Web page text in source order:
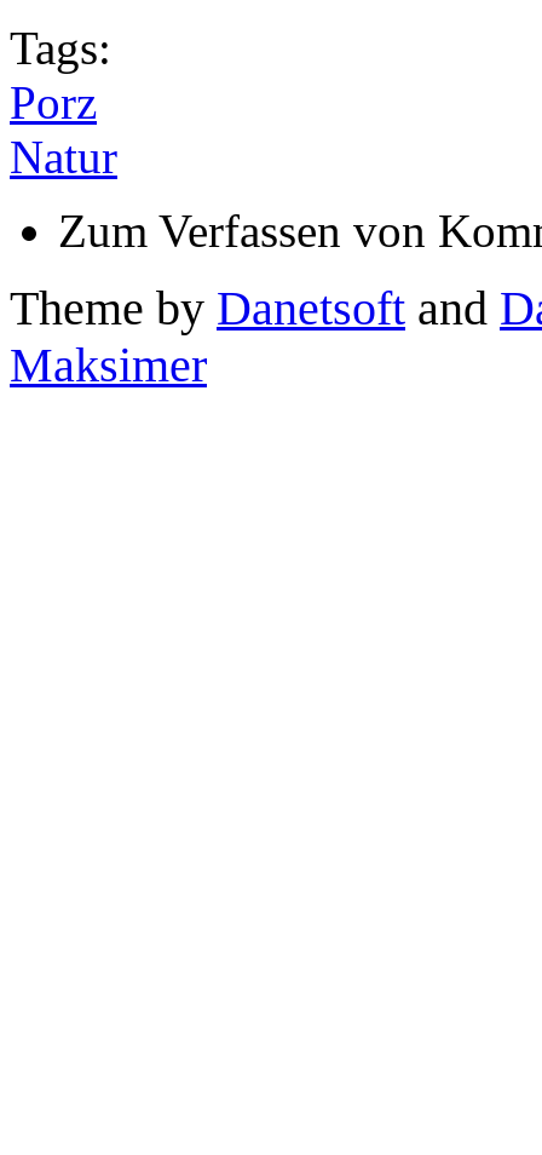
Tags:
Porz
Natur
Zum Verfassen von
Theme by Danetsoft and
Maksimer